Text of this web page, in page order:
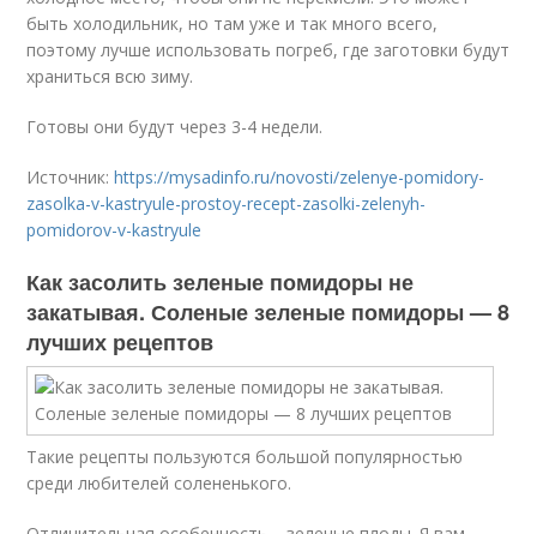
быть холодильник, но там уже и так много всего,
поэтому лучше использовать погреб, где заготовки будут
храниться всю зиму.
Готовы они будут через 3-4 недели.
Источник:https://mysadinfo.ru/novosti/zelenye-pomidory-
zasolka-v-kastryule-prostoy-recept-zasolki-zelenyh-
pomidorov-v-kastryule
Как засолить зеленые помидоры не
закатывая. Соленые зеленые помидоры — 8
лучших рецептов
Такие рецепты пользуются большой популярностью
среди любителей солененького.